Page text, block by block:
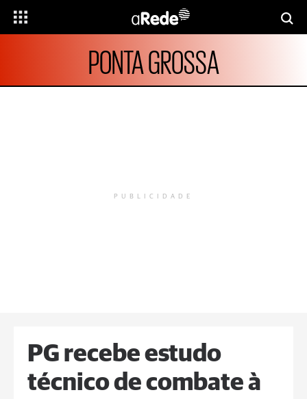
PONTA GROSSA
PUBLICIDADE
PG recebe estudo
técnico de combate à